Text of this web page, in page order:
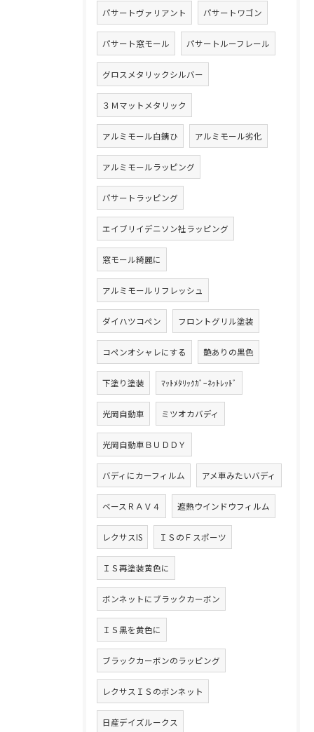
パサートヴァリアント パサートワゴン
パサート窓モール パサートルーフレール
グロスメタリックシルバー
３Ｍマットメタリック
アルミモール白錆ひ アルミモール劣化
アルミモールラッピング
パサートラッピング
エイブリイデニソン社ラッピング
窓モール綺麗に
アルミモールリフレッシュ
ダイハツコペン フロントグリル塗装
コペンオシャレにする 艶ありの黒色
下塗り塗装 ﾏｯﾄﾒﾀﾘｯｸｶﾞｰﾈｯﾄﾚｯﾄﾞ
光岡自動車 ミツオカバディ
光岡自動車ＢＵＤＤＹ
バディにカーフィルム アメ車みたいバディ
ベースＲＡＶ４ 遮熱ウインドウフィルム
レクサスIS ＩＳのＦスポーツ
ＩＳ再塗装黄色に
ボンネットにブラックカーボン
ＩＳ黒を黄色に
ブラックカーボンのラッピング
レクサスＩＳのボンネット
日産デイズルークス